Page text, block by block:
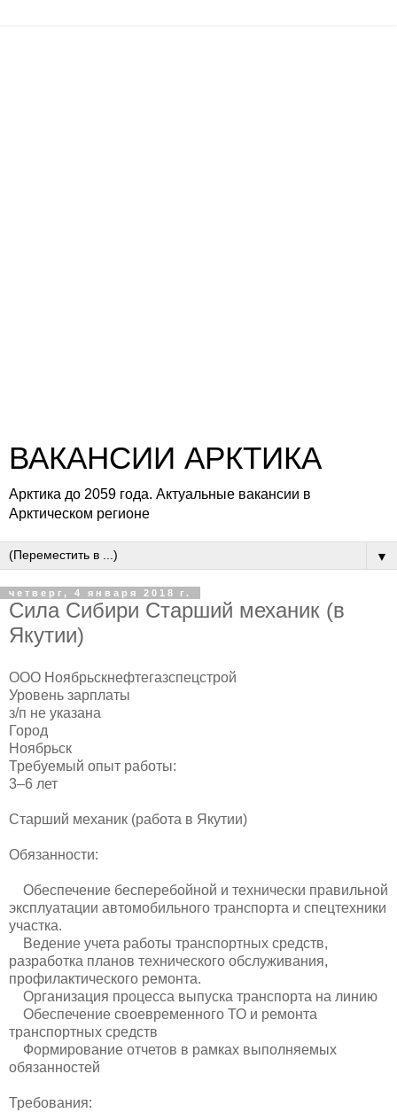
ВАКАНСИИ АРКТИКА
Арктика до 2059 года. Актуальные вакансии в
Арктическом регионе
▼
четверг, 4 января 2018 г.
Сила Сибири Старший механик (в
Якутии)
ООО Ноябрьскнефтегазспецстрой
Уровень зарплаты
з/п не указана
Город
Ноябрьск
Требуемый опыт работы:
3–6 лет
Старший механик (работа в Якутии)
Обязанности:
Обеспечение бесперебойной и технически правильной
эксплуатации автомобильного транспорта и спецтехники
участка.
Ведение учета работы транспортных средств,
разработка планов технического обслуживания,
профилактического ремонта.
Организация процесса выпуска транспорта на линию
Обеспечение своевременного ТО и ремонта
транспортных средств
Формирование отчетов в рамках выполняемых
обязанностей
Требования: